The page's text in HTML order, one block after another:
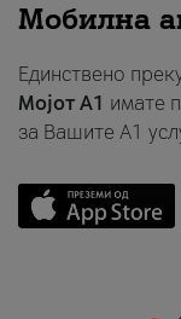
Мобилна
Единствено
Мојот A1 имате
за Вашите A1